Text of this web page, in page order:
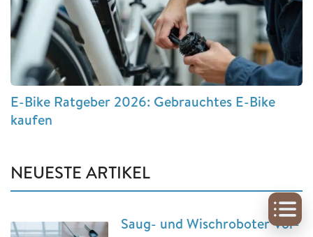
E-Bike Ratgeber 2026: Gebrauchtes E-Bike
kaufen
NEUESTE ARTIKEL
Saug- und Wischroboter Vor-